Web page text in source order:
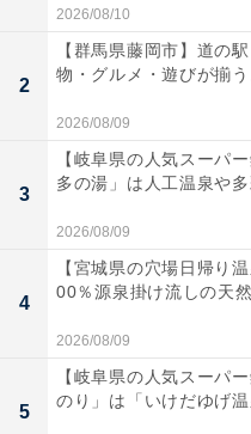
2026/08/10
2
【群馬県藤岡市】道の
物・グルメ・遊びが揃
2026/08/09
3
【岐阜県の人気スーパ
多の湯」は人工温泉や
2026/08/09
4
【宮城県の穴場日帰り
00％源泉掛け流しの天
2026/08/09
5
【岐阜県の人気スーパ
のり」は「いけだゆげ